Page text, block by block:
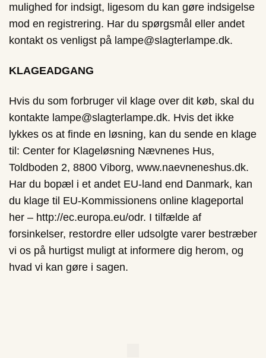
mulighed for indsigt, ligesom du kan gøre indsigelse
mod en registrering. Har du spørgsmål eller andet
kontakt os venligst på lampe@slagterlampe.dk.
KLAGEADGANG
Hvis du som forbruger vil klage over dit køb, skal du
kontakte lampe@slagterlampe.dk. Hvis det ikke
lykkes os at finde en løsning, kan du sende en klage
til: Center for Klageløsning Nævnenes Hus,
Toldboden 2, 8800 Viborg, www.naevneneshus.dk.
Har du bopæl i et andet EU-land end Danmark, kan
du klage til EU-Kommissionens online klageportal
her – http://ec.europa.eu/odr. I tilfælde af
forsinkelser, restordre eller udsolgte varer bestræber
vi os på hurtigst muligt at informere dig herom, og
hvad vi kan gøre i sagen.